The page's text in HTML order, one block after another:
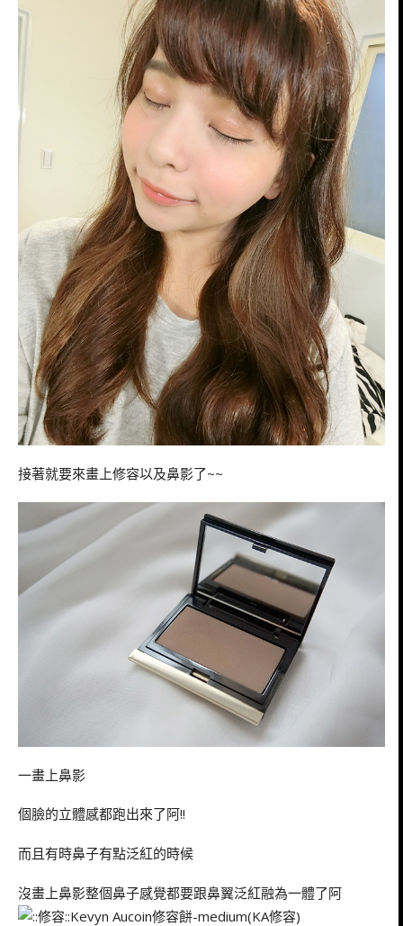
接著就要來畫上修容以及鼻影了~~
一畫上鼻影
個臉的立體感都跑出來了阿!!
而且有時鼻子有點泛紅的時候
沒畫上鼻影整個鼻子感覺都要跟鼻翼泛紅融為一體了阿